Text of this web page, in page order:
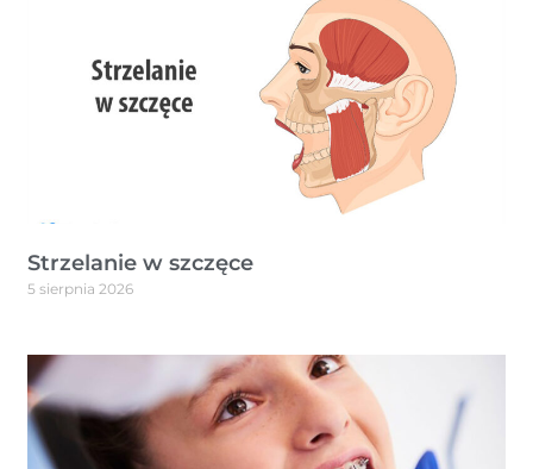
Strzelanie w szczęce
5 sierpnia 2026